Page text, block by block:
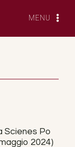
MENU
Scienes Po
2024)